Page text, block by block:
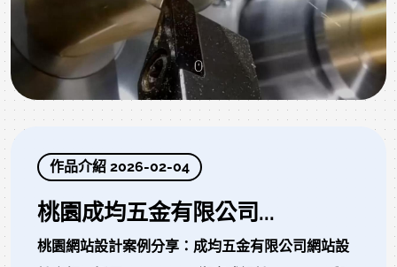
作品介紹 2026-02-04
桃園成均五金有限公司...
桃園網站設計案例分享：成均五金有限公司網站設